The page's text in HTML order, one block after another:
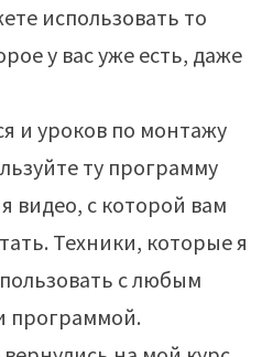
использовать то
у вас уже есть, даже
и уроков по монтажу
ту программу
видео, с которой вам
Техники, которые я
с любым
программой.